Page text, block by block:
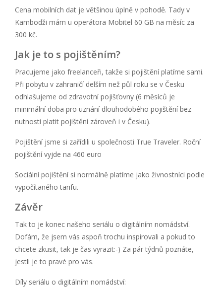
Cena mobilních dat je většinou úplně v pohodě. Tady v
Kambodži mám u operátora Mobitel 60 GB na měsíc za
300 kč.
Jak je to s pojištěním?
Pracujeme jako freelanceři, takže si pojištění platíme sami.
Při pobytu v zahraničí delším než půl roku se v Česku
odhlašujeme od zdravotní pojišťovny (6 měsíců je
minimální doba pro uznání dlouhodobého pojištění bez
nutnosti platit pojištění zároveň i v Česku).
Pojištění jsme si zařídili u společnosti True Traveler. Roční
pojištění vyjde na 460 euro
Sociální pojištění si normálně platíme jako živnostníci podle
vypočítaného tarifu.
Závěr
Tak to je konec našeho seriálu o digitálním nomádství.
Dofám, že jsem vás aspoň trochu inspirovali a pokud to
chcete zkusit, tak je čas vyrazit:-) Za pár týdnů poznáte,
jestli je to pravé pro vás.
Díly seriálu o digitálním nomádství: